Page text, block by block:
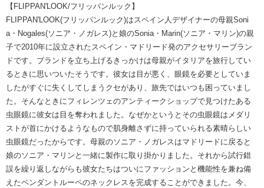
【FLIPPAN'LOOK/フリッパンルック】
FLIPPAN'LOOK(フリッパンルック)はスペイン人デザイナーの母親Soni
a・Nogales(ソニア・ノガレス)と娘のSonia・Marin(ソニア・マリン)の親
子で2010年に設立されたスペイン・マドリード発のアクセサリーブラン
ドです。ブランドを立ち上げるきっかけは母親がイタリアを旅行してい
るときに思いついたそうです。彼女は目が悪く、眼鏡を必要としていま
したがすぐに失くしてしまうクセがあり、旅先ではいつも困っていまし
た。そんなときにフィレンツェのアンティークショップで見つけたある
虫眼鏡に彼女は目を奪われました。なぜかというとその虫眼鏡はメダリ
ストが首にかけるようなもので肌身離さずに持っていられる素晴らしい
虫眼鏡だったからです。母親のソニア・ノガレスはマドリードに戻ると
娘のソニア・マリンと一緒に製作に取り掛かりました。それから試行錯
誤を繰り返しながらも彼女たちはついにファッションと機能性を兼ね備
えたペンダントルーペのネックレスを完成することができました。今、